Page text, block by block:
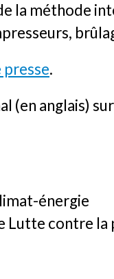
la méthode
presse.
(en anglais)
énergie
Lutte contre